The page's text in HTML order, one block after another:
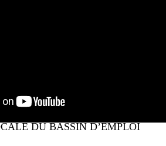
DU BASSIN D’EMPLOI